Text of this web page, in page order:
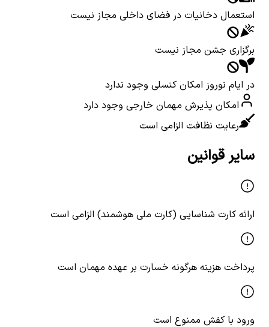
استعمال دخانیات در فضای داخلی مجاز نیست
برگزاری جشن مجاز نیست
در ایام نوروز امکان کنسلی وجود ندارد
امکان پذیرش مهمان خارجی وجود دارد
رعایت نظافت الزامی است
سایر قوانین
ارائه کارت شناسایی (کارت ملی هوشمند) الزامی است
پرداخت هزینه هرگونه خسارت بر عهده مهمان است
ورود با کفش ممنوع است